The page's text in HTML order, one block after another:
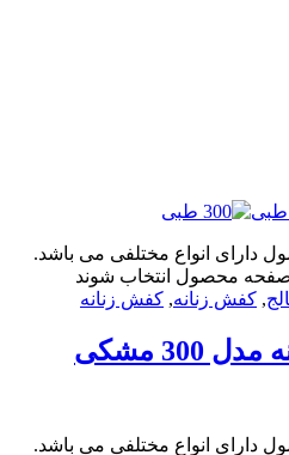
مختلفی می باشد.
انتخاب شوند
,کفش زنانه
مختلفی می باشد.